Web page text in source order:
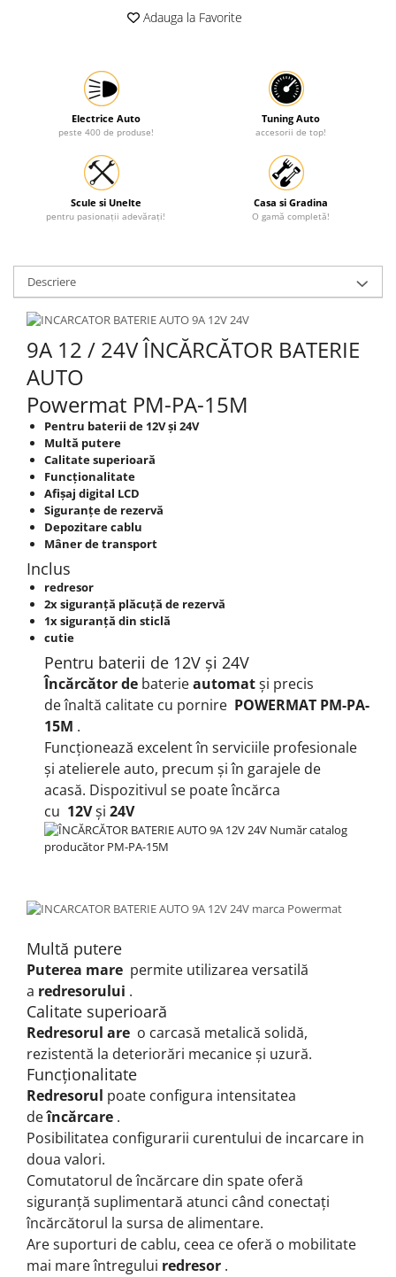
Suport motocicleta
Tunuri de caldura si aeroteme
Utilaje constructie
Adauga la Favorite
Electrice Auto
peste 400 de produse!
Tuning Auto
accesorii de top!
Scule si Unelte
pentru pasionații adevărați!
Casa si Gradina
O gamă completă!
Descriere
9A 12 / 24V ÎNCĂRCĂTOR BATERIE
AUTO
Powermat PM-PA-15M
Pentru baterii de 12V și 24V
Multă putere
Calitate superioară
Funcționalitate
Afișaj digital LCD
Siguranțe de rezervă
Depozitare cablu
Mâner de transport
Inclus
redresor
2x siguranță plăcuță de rezervă
1x siguranță din sticlă
cutie
Pentru baterii de 12V și 24V
Încărcător de baterieautomatși precis
deînaltă calitate cu pornire POWERMAT PM-PA-
15M .
Funcționează excelent în serviciile profesionale
și atelierele auto, precum și în garajele de
acasă. Dispozitivul se poate încărca
cu 12Vși 24V
Multă putere
Puterea mare permite utilizarea versatilă
a redresorului .
Calitate superioară
Redresorul are o carcasă metalică solidă,
rezistentă la deteriorări mecanice și uzură.
Funcționalitate
Redresorul poate configura intensitatea
deîncărcare .
Posibilitatea configurarii curentului de incarcare in
doua valori.
Comutatorul de încărcare din spate oferă
siguranță suplimentară atunci când conectați
încărcătorul la sursa de alimentare.
Are suporturi de cablu, ceea ce oferă o mobilitate
mai mare întregului redresor .